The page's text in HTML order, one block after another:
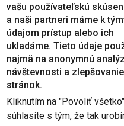
Prešovská
vašu používateľskú
a naši partneri máme k
údajom prístup alebo ich
ukladáme. Tieto údaje
najmä na anonymnú
návštevnosti a
stránok.
Kliknutím na "Povoliť všetko"
súhlasíte s tým, že tak